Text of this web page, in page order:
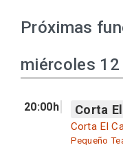
Próximas
miércoles
20:00h Corta
Corta El
Pequeño